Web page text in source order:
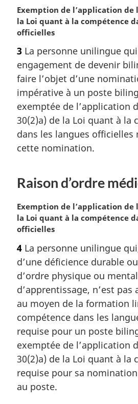
N
o
t
m
a
r
g
n
a
l
e
Exemption de l’application de
la Loi quant à la compétence
officielles
3 La personne unilingue
engagement de devenir
faire l’objet d’une
impérative à un poste
exemptée de l’application
30(2)a) de la Loi quant à la
dans les langues officielles
cette nomination.
Raison d’ordre
N
o
t
m
a
r
g
i
n
a
l
e
Exemption de l’application de
la Loi quant à la compétence
officielles
4 La personne unilingue
d’une déficience durable
d’ordre physique ou
d’apprentissage, n’est pas
au moyen de la formation
compétence dans les
requise pour un poste
exemptée de l’application
30(2)a) de la Loi quant à la
requise pour sa
au poste.